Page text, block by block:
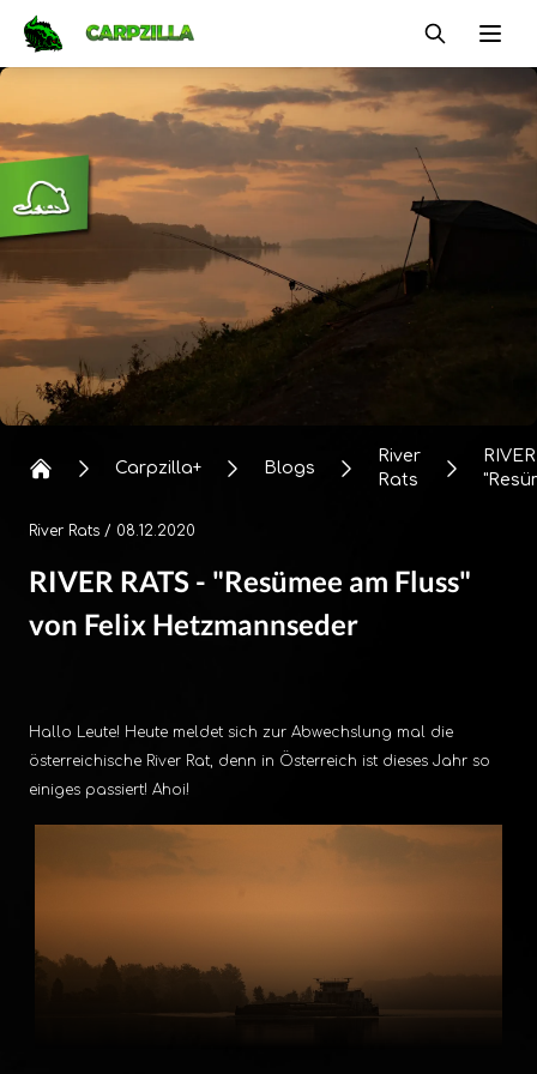
Carpzilla
Carpzilla+ Blogs
River
Rats
River Rats / 08.12.2020
RIVER RATS - "Resümee am Fluss"
von Felix Hetzmannseder
Hallo Leute! Heute meldet sich zur Abwechslung mal die
österreichische River Rat, denn in Österreich ist dieses Jahr so
einiges passiert! Ahoi!